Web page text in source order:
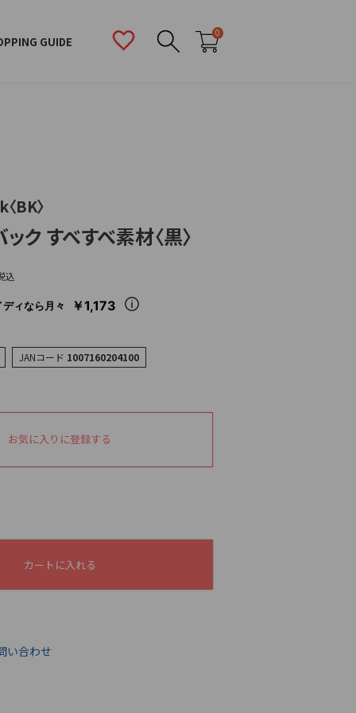
GUIDE
0
BK〉
ク すべすべ素材〈黒〉
込
ディなら月々 ￥1,173
JANコード 1007160204100
お気に入りに登録する
カートに入れる
い合わせ